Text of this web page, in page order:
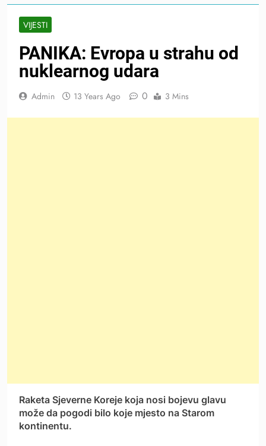
VIJESTI
PANIKA: Evropa u strahu od
nuklearnog udara
Admin 13 Years Ago 0 3 Mins
Raketa Sjeverne Koreje koja nosi bojevu glavu
može da pogodi bilo koje mjesto na Starom
kontinentu.